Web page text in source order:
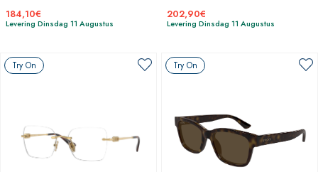
184,10€
Levering Dinsdag 11 Augustus
202,90€
Levering Dinsdag 11 Augustus
Try On Try On